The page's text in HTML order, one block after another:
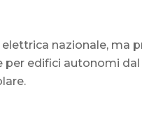
nazionale, ma
edifici autonomi